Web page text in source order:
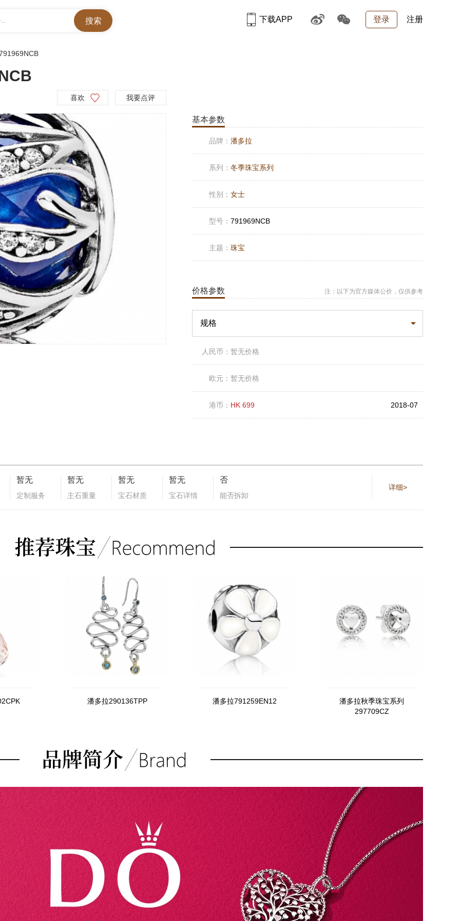
登录 注册
下载APP
喜欢 我要点评
基本参数
品牌： 潘多拉
系列： 冬季珠宝系列
性别： 女士
型号： 791969NCB
主题： 珠宝
价格参数 注：以下为官方媒体公价，仅供参考
规格
人民币： 暂无价格
欧元： 暂无价格
港币： HK 699 2018-07
暂无
定制服务
暂无
主石重量
暂无
宝石材质
暂无
宝石详情
否
能否拆卸
详细>
潘多拉290136TPP 潘多拉791259EN12
潘多拉秋季珠宝系列
297709CZ